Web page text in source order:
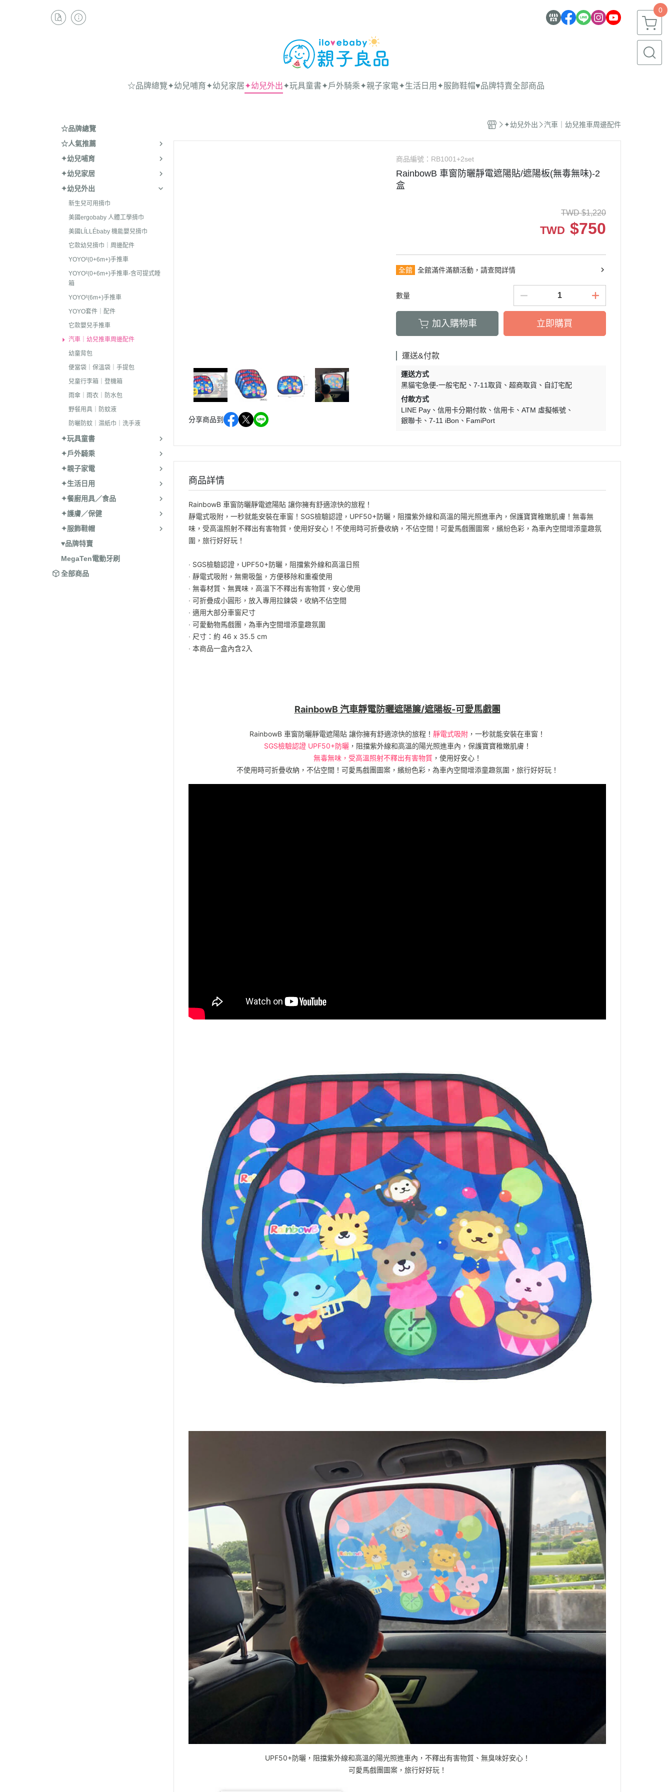
0
☆品牌總覽✦幼兒哺育✦幼兒家居✦幼兒外出✦玩具童書✦戶外騎乘✦親子家電✦生活日用 ✦服飾鞋帽♥品牌特賣全部商品
☆品牌總覽
☆人氣推薦
✦幼兒哺育
✦幼兒家居
✦幼兒外出
新生兒可用揹巾
美國ergobaby 人體工學揹巾
美國LÍLLÉbaby 機能嬰兒揹巾
它款幼兒揹巾｜周邊配件
YOYO²(0+6m+)手推車
YOYO²(0+6m+)手推車-含可提式睡
箱
YOYO²(6m+)手推車
YOYO套件｜配件
它款嬰兒手推車
汽車｜幼兒推車周邊配件
幼童背包
便當袋｜保溫袋｜手提包
兒童行李箱｜登機箱
雨傘｜雨衣｜防水包
野餐用具｜防蚊液
防曬防蚊｜濕紙巾｜洗手液
✦玩具童書
✦戶外騎乘
✦親子家電
✦生活日用
✦餐廚用具／食品
✦護膚／保健
✦服飾鞋帽
♥品牌特賣
MegaTen電動牙刷
全部商品
✦幼兒外出 汽車｜幼兒推車周邊配件
分享商品到
商品編號： RB1001+2set
RainbowB 車窗防曬靜電遮陽貼/遮陽板(無毒無味)-2
盒
TWD $1,220
TWD $750
全館 全館滿件滿額活動，請查閱詳情
數量
加入購物車 立即購買
運送&付款
運送方式
黑貓宅急便-一般宅配
7-11取貨 超商取貨
自訂宅配
付款方式
LINE Pay
信用卡分期付款 信用卡
ATM 虛擬帳號
銀聯卡
7-11 iBon FamiPort
商品詳情
RainbowB 車窗防曬靜電遮陽貼 讓你擁有舒適涼快的旅程！
靜電式吸附，一秒就能安裝在車窗！SGS檢驗認證，UPF50+防曬，阻擋紫外線和高溫的陽光照進車內，保護寶寶稚嫩肌膚！無毒無
味，受高溫照射不釋出有害物質，使用好安心！不使用時可折疊收納，不佔空間！可愛馬戲團圖案，繽紛色彩，為車內空間增添童趣氛
圍，旅行好好玩！
‧ SGS檢驗認證，UPF50+防曬，阻擋紫外線和高溫日照
‧ 靜電式吸附，無需吸盤，方便移除和重複使用
‧ 無毒材質、無異味，高溫下不釋出有害物質，安心使用
‧ 可折疊成小圓形，放入專用拉鍊袋，收納不佔空間
‧ 適用大部分車窗尺寸
‧ 可愛動物馬戲團，為車內空間增添童趣氛圍
‧ 尺寸：約 46 x 35.5 cm
‧ 本商品一盒內含2入
RainbowB 汽車靜電防曬遮陽簾/遮陽板-可愛馬戲團
RainbowB 車窗防曬靜電遮陽貼 讓你擁有舒適涼快的旅程！ 靜電式吸附 ，一秒就能安裝在車窗！
SGS檢驗認證 UPF50+防曬，阻擋紫外線和高溫的陽光照進車內，保護寶寶稚嫩肌膚！
無毒無味，受高溫照射不釋出有害物質，使用好安心！
不使用時可折疊收納，不佔空間！可愛馬戲團圖案，繽紛色彩，為車內空間增添童趣氛圍，旅行好好玩！
UPF50+防曬，阻擋紫外線和高溫的陽光照進車內， 不釋出有害物質、無臭味好安心！
可愛馬戲團圖案，旅行好好玩！